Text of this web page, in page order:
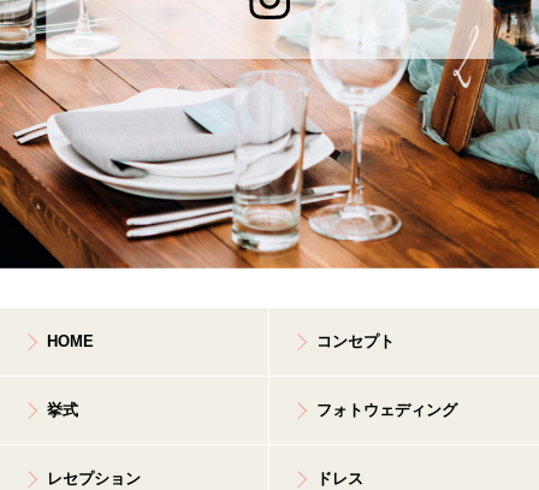
HOME コンセプト
挙式 フォトウェディング
レセプション ドレス